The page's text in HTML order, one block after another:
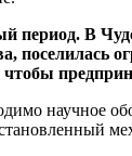
В
научное